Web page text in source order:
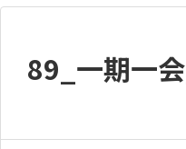
89_一期一会_